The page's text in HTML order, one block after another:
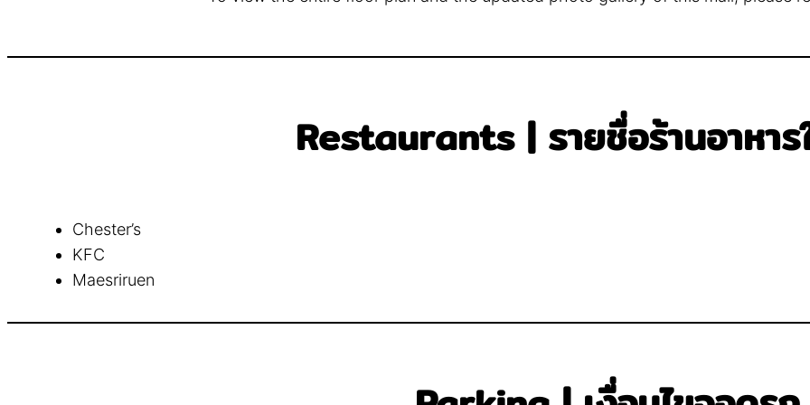
Restaurants | รายชื่อร้านอาหาร
Chester’s
KFC
Maesriruen